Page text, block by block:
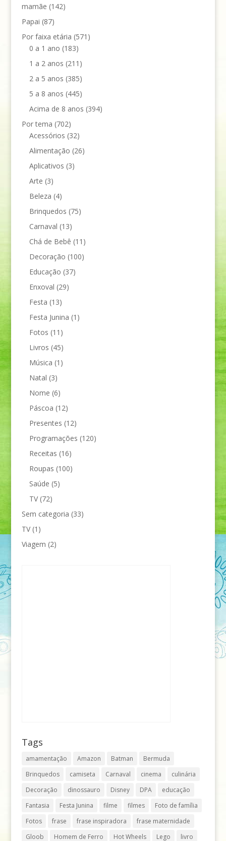
mamãe (142)
Papai (87)
Por faixa etária (571)
0 a 1 ano (183)
1 a 2 anos (211)
2 a 5 anos (385)
5 a 8 anos (445)
Acima de 8 anos (394)
Por tema (702)
Acessórios (32)
Alimentação (26)
Aplicativos (3)
Arte (3)
Beleza (4)
Brinquedos (75)
Carnaval (13)
Chá de Bebê (11)
Decoração (100)
Educação (37)
Enxoval (29)
Festa (13)
Festa Junina (1)
Fotos (11)
Livros (45)
Música (1)
Natal (3)
Nome (6)
Páscoa (12)
Presentes (12)
Programações (120)
Receitas (16)
Roupas (100)
Saúde (5)
TV(72)
Sem categoria (33)
TV(1)
Viagem (2)
Tags
amamentação Amazon Batman
Bermuda
Brinquedos
camiseta Carnaval cinema
culinária
Decoração
dinossauro Disney DPA
educação
Fantasia
Festa Junina filme filmes
Foto de família
Fotos
frase frase inspiradora
frase maternidade
Gloob
Homem de Ferro Hot Wheels Lego livro